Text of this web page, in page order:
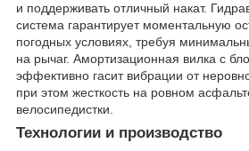
и поддерживать отличный накат.
система гарантирует моментальную
погодных условиях, требуя
на рычаг. Амортизационная вилка с
эффективно гасит вибрации от
при этом жесткость на ровном
велосипедистки.
Технологии и производство